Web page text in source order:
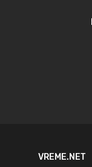
VREME.NET